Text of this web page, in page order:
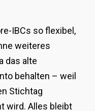
IBCs so flexibel,
weiteres
das alte
behalten – weil
Stichtag
wird. Alles bleibt